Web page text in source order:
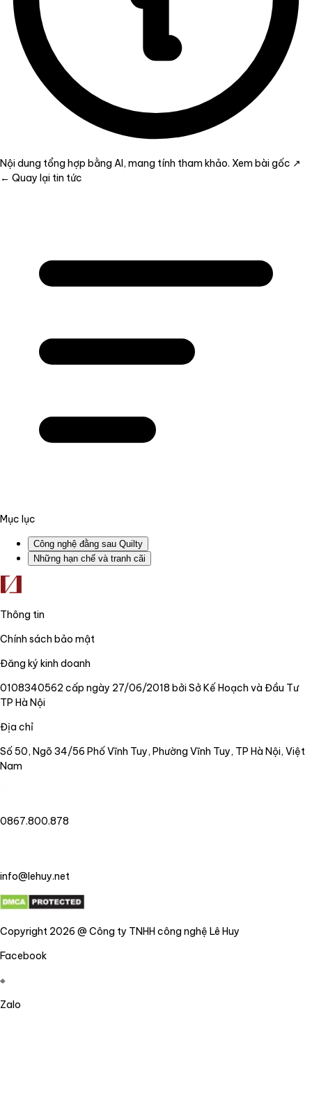
Nội dung tổng hợp bằng AI, mang tính tham khảo. Xem bài gốc ↗
← Quay lại tin tức
Mục lục
Công nghệ đằng sau Quilty
Những hạn chế và tranh cãi
Thông tin
Chính sách bảo mật
Đăng ký kinh doanh
0108340562 cấp ngày 27/06/2018 bởi Sở Kế Hoạch và Đầu Tư
TP Hà Nội
Địa chỉ
Số 50, Ngõ 34/56 Phố Vĩnh Tuy, Phường Vĩnh Tuy, TP Hà Nội, Việt
Nam
0867.800.878
info@lehuy.net
Copyright 2026 @ Công ty TNHH công nghệ Lê Huy
Facebook
Zalo